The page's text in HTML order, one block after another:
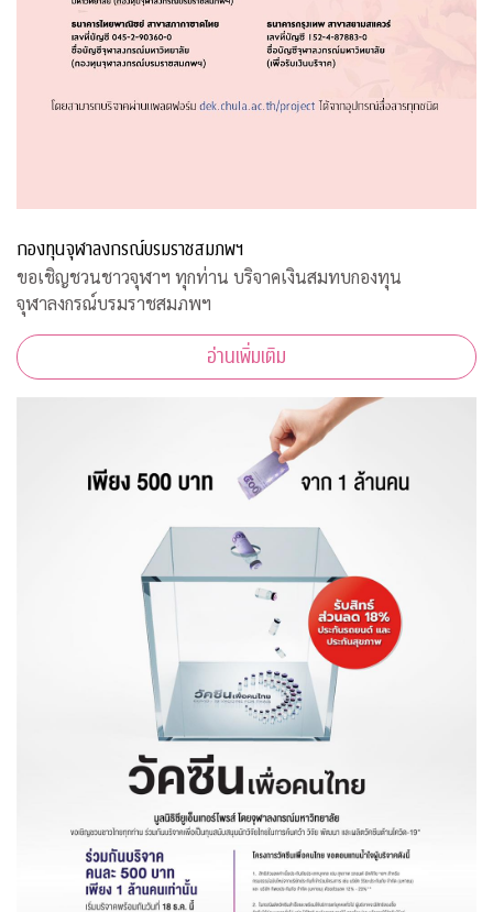
กองทุนจุฬาลงกรณ์บรมราชสมภพฯ
ขอเชิญชวนชาวจุฬาฯ ทุกท่าน บริจาคเงินสมทบกองทุน
จุฬาลงกรณ์บรมราชสมภพฯ
อ่านเพิ่มเติม